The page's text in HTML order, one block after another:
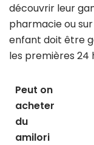
découvrir leur
pharmacie ou
enfant doit être
les premières 24
Peut on
acheter
du
amilori